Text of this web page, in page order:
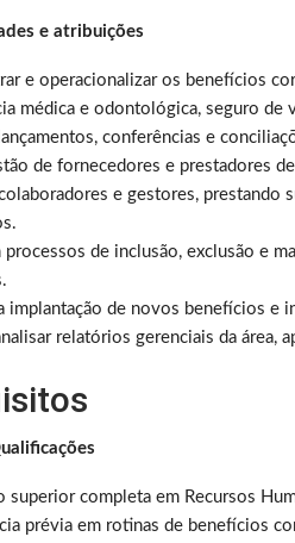
e atribuições
e operacionalizar os benefícios
médica e odontológica, seguro de
conferências e
de fornecedores e prestadores
e gestores, prestando
processos de inclusão, exclusão e
implantação de novos benefícios e
relatórios gerenciais da área,
superior completa em Recursos
prévia em rotinas de benefícios